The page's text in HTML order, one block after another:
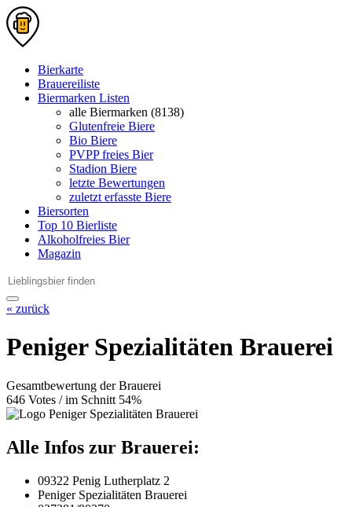
Bierkarte
Brauereiliste
Biermarken Listen
alle Biermarken (8138)
Glutenfreie Biere
Bio Biere
PVPP freies Bier
Stadion Biere
letzte Bewertungen
zuletzt erfasste Biere
Biersorten
Top 10 Bierliste
Alkoholfreies Bier
Magazin
« zurück
Peniger Spezialitäten Brauerei
Gesamtbewertung der Brauerei
646 Votes / im Schnitt 54%
Alle Infos zur Brauerei:
09322 Penig Lutherplatz 2
Peniger Spezialitäten Brauerei